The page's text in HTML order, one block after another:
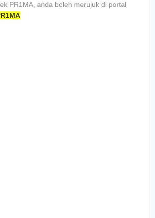
PR1MA, anda boleh merujuk di portal